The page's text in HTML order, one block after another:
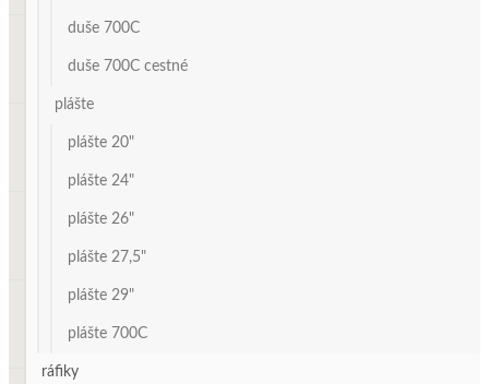
duše 700C
duše 700C cestné
plášte
plášte 20"
plášte 24"
plášte 26"
plášte 27,5"
plášte 29"
plášte 700C
ráfiky